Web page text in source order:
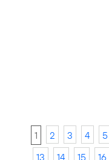
1 2 3 4 5
13
14 15 16